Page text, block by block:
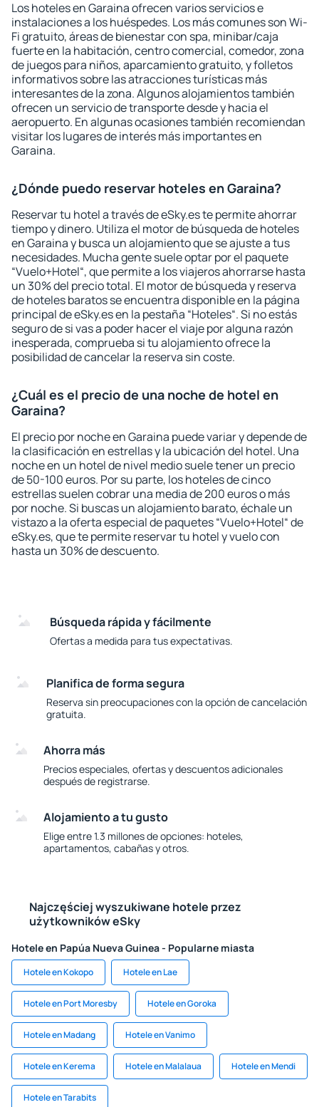
Los hoteles en Garaina ofrecen varios servicios e
instalaciones a los huéspedes. Los más comunes son Wi-
Fi gratuito, áreas de bienestar con spa, minibar/caja
fuerte en la habitación, centro comercial, comedor, zona
de juegos para niños, aparcamiento gratuito, y folletos
informativos sobre las atracciones turísticas más
interesantes de la zona. Algunos alojamientos también
ofrecen un servicio de transporte desde y hacia el
aeropuerto. En algunas ocasiones también recomiendan
visitar los lugares de interés más importantes en
Garaina.
¿Dónde puedo reservar hoteles en Garaina?
Reservar tu hotel a través de eSky.es te permite ahorrar
tiempo y dinero. Utiliza el motor de búsqueda de hoteles
en Garaina y busca un alojamiento que se ajuste a tus
necesidades. Mucha gente suele optar por el paquete
“Vuelo+Hotel“, que permite a los viajeros ahorrarse hasta
un 30% del precio total. El motor de búsqueda y reserva
de hoteles baratos se encuentra disponible en la página
principal de eSky.es en la pestaña “Hoteles“. Si no estás
seguro de si vas a poder hacer el viaje por alguna razón
inesperada, comprueba si tu alojamiento ofrece la
posibilidad de cancelar la reserva sin coste.
¿Cuál es el precio de una noche de hotel en
Garaina?
El precio por noche en Garaina puede variar y depende de
la clasificación en estrellas y la ubicación del hotel. Una
noche en un hotel de nivel medio suele tener un precio
de 50-100 euros. Por su parte, los hoteles de cinco
estrellas suelen cobrar una media de 200 euros o más
por noche. Si buscas un alojamiento barato, échale un
vistazo a la oferta especial de paquetes “Vuelo+Hotel“ de
eSky.es, que te permite reservar tu hotel y vuelo con
hasta un 30% de descuento.
Búsqueda rápida y fácilmente
Ofertas a medida para tus expectativas.
Planifica de forma segura
Reserva sin preocupaciones con la opción de cancelación
gratuita.
Ahorra más
Precios especiales, ofertas y descuentos adicionales
después de registrarse.
Alojamiento a tu gusto
Elige entre 1.3 millones de opciones: hoteles,
apartamentos, cabañas y otros.
Najczęściej wyszukiwane hotele przez
użytkowników eSky
Hotele en Papúa Nueva Guinea - Popularne miasta
Hotele en Kokopo Hotele en Lae
Hotele en Port Moresby Hotele en Goroka
Hotele en Madang Hotele en Vanimo
Hotele en Kerema Hotele en Malalaua Hotele en Mendi
Hotele en Tarabits